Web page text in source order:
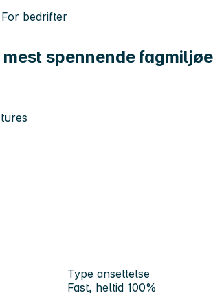
For bedrifter
spennende
Type ansettelse
Fast, heltid 100%